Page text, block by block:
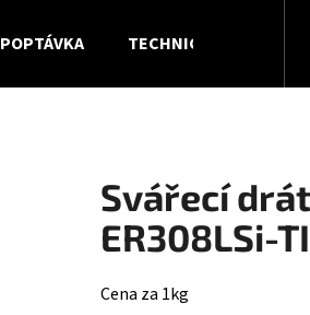
POPTÁVKA TECHNICKÉ PLYNY
Svářecí
ER308LSi-
Cena za 1kg